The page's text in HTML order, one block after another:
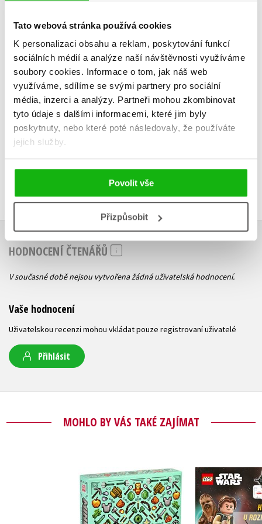
Tato webová stránka používá cookies
K personalizaci obsahu a reklam, poskytování funkcí
sociálních médií a analýze naší návštěvnosti využíváme
soubory cookies. Informace o tom, jak náš web
využíváme, sdílíme se svými partnery pro sociální
média, inzerci a analýzy. Partneři mohou zkombinovat
tyto údaje s dalšími informacemi, které jim byly
poskytnuty, nebo které poté následovaly, že používáte
jejich služby.
Povolit vše
Přizpůsobit
Do košíku
399 Kč
319 Kč
Do
HODNOCENÍ ČTENÁŘŮ
V současné době nejsou vytvořena žádná uživatelská hodnocení.
Vaše hodnocení
Uživatelskou recenzi mohou vkládat pouze registrovaní uživatelé
Přihlásit
MOHLO BY VÁS TAKÉ ZAJÍMAT
Minecraft - Dárková
kolekce pro přežití
Kolektiv
LEGO®
Han Solo a